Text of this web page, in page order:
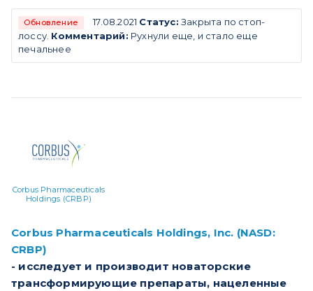
Обновление 17.08.2021 Статус: Закрыта по стоп-
лоссу. Комментарий: Рухнули еще, и стало еще
печальнее
Corbus Pharmaceuticals
Holdings (CRBP)
Corbus Pharmaceuticals Holdings, Inc. (NASD:
CRBP)
- исследует и производит новаторские
трансформирующие препараты, нацеленные